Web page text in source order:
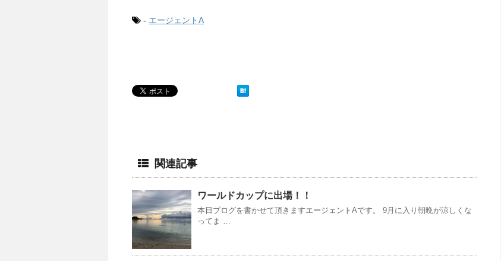
- エージェントA
関連記事
ワールドカップに出場！！
本日ブログを書かせて頂きますエージェントAです。 9月に入り朝晩が涼しくな
ってま …